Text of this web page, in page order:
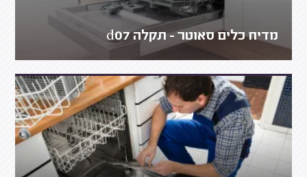
מדיח כלים סאוטר - תקלה d07